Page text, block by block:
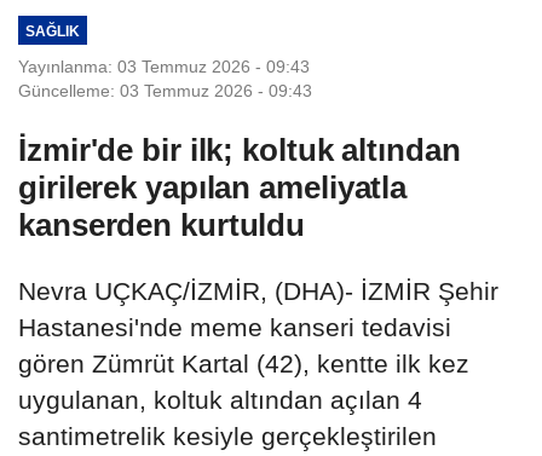
SAĞLIK
Yayınlanma: 03 Temmuz 2026 - 09:43
Güncelleme: 03 Temmuz 2026 - 09:43
İzmir'de bir ilk; koltuk altından
girilerek yapılan ameliyatla
kanserden kurtuldu
Nevra UÇKAÇ/İZMİR, (DHA)- İZMİR Şehir
Hastanesi'nde meme kanseri tedavisi
gören Zümrüt Kartal (42), kentte ilk kez
uygulanan, koltuk altından açılan 4
santimetrelik kesiyle gerçekleştirilen